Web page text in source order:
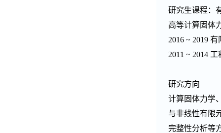
研究生课程：
高等计算固体
2016 ~ 2019 有
2011 ~ 2014 工
研究方向
计算固体力学
与非线性有限
完整性分析等